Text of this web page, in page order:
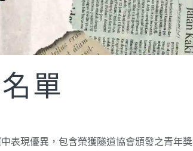
單
表現優異，包含榮獲隧道協會頒發之青年獎